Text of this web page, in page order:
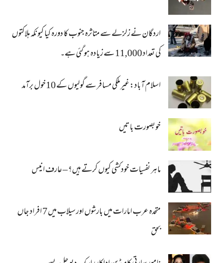
اردگان نے زلزلے سے متاثرہ جنوب کا دورہ کیا کیونکہ ہلاکتوں
کی تعداد 11,000 سے زیادہ ہو گئی ہے۔
اسلام آباد: غیرملکی مسافر سے گولیوں کے 10خول برآمد
خوبصورت باتیں
ماہر نفسیات خودکشی کیوں کرتے ہیں؟ – عارف انیس
متحدہ عرب امارات میں بارشوں اور سیلاب میں 7 افراد جاں
بحق